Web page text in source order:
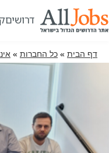
דרושים
דף הבית » כל החברות »